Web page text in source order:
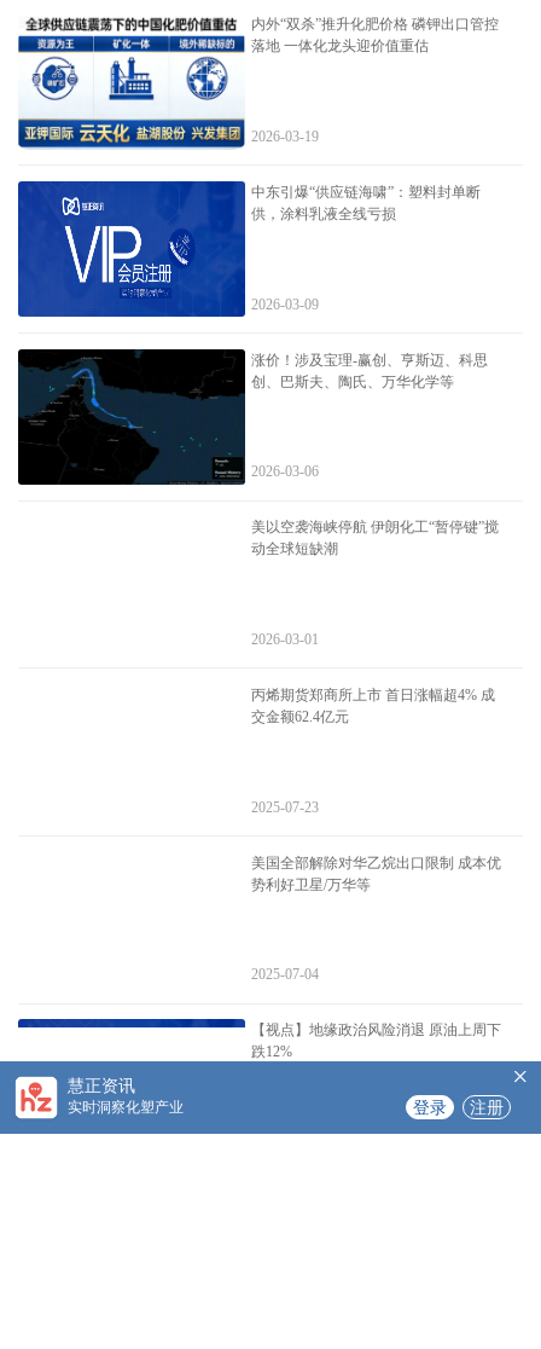
内外“双杀”推升化肥价格 磷钾出口管控
落地 一体化龙头迎价值重估
2026-03-19
中东引爆“供应链海啸”：塑料封单断
供，涂料乳液全线亏损
2026-03-09
涨价！涉及宝理-赢创、亨斯迈、科思
创、巴斯夫、陶氏、万华化学等
2026-03-06
美以空袭海峡停航 伊朗化工“暂停键”搅
动全球短缺潮
2026-03-01
丙烯期货郑商所上市 首日涨幅超4% 成
交金额62.4亿元
2025-07-23
美国全部解除对华乙烷出口限制 成本优
势利好卫星/万华等
2025-07-04
【视点】地缘政治风险消退 原油上周下
跌12%
慧正资讯
实时洞察化塑产业 登录 注册
×